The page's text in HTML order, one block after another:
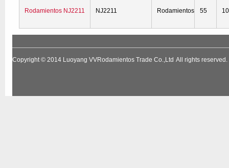
Rodamientos NJ2211 NJ2211 Rodamientos 55
Copyright © 2014 Luoyang VVRodamientos Trade Co.,Ltd All rights